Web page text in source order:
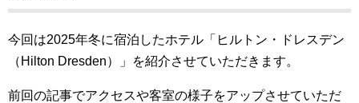
今回は2025年冬に宿泊したホテル「ヒルトン・ドレスデン
（Hilton Dresden）」を紹介させていただきます。
前回の記事でアクセスや客室の様子をアップさせていただ